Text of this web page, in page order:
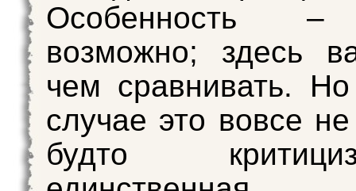
Особенность –
возможно; здесь
чем сравнивать.
случае это вовсе не
будто